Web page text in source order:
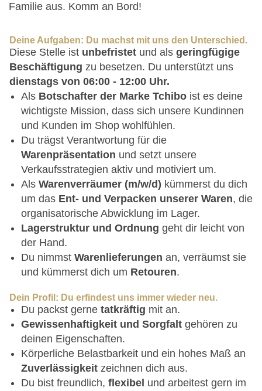
Familie aus. Komm an Bord!
Deine Aufgaben: Du machst mit uns den Unterschied.
Diese Stelle ist unbefristet und als geringfügige
Beschäftigung zu besetzen. Du unterstützt uns
dienstags von 06:00 - 12:00 Uhr.
Als Botschafter der Marke Tchibo ist es deine
wichtigste Mission, dass sich unsere Kundinnen
und Kunden im Shop wohlfühlen.
Du trägst Verantwortung für die
Warenpräsentation und setzt unsere
Verkaufsstrategien aktiv und motiviert um.
Als Warenverräumer (m/w/d) kümmerst du dich
um das Ent- und Verpacken unserer Waren, die
organisatorische Abwicklung im Lager.
Lagerstruktur und Ordnung geht dir leicht von
der Hand.
Du nimmst Warenlieferungen an, verräumst sie
und kümmerst dich um Retouren.
Dein Profil: Du erfindest uns immer wieder neu.
Du packst gerne tatkräftig mit an.
Gewissenhaftigkeit und Sorgfalt gehören zu
deinen Eigenschaften.
Körperliche Belastbarkeit und ein hohes Maß an
Zuverlässigkeit zeichnen dich aus.
Du bist freundlich, flexibel und arbeitest gern im